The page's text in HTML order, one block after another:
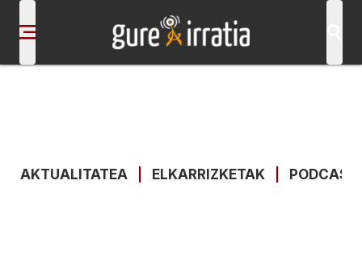
AKTUALITATEA ELKARRIZKETAK